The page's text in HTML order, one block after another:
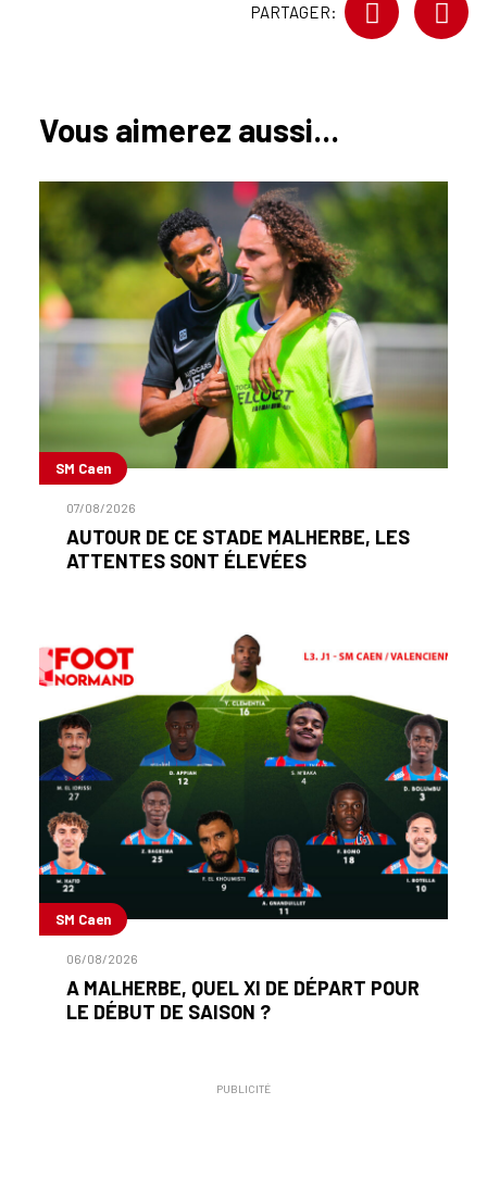
PARTAGER:
Vous aimerez aussi...
SM Caen
07/08/2026
AUTOUR DE CE STADE MALHERBE, LES
ATTENTES SONT ÉLEVÉES
SM Caen
06/08/2026
A MALHERBE, QUEL XI DE DÉPART POUR
LE DÉBUT DE SAISON ?
PUBLICITÉ